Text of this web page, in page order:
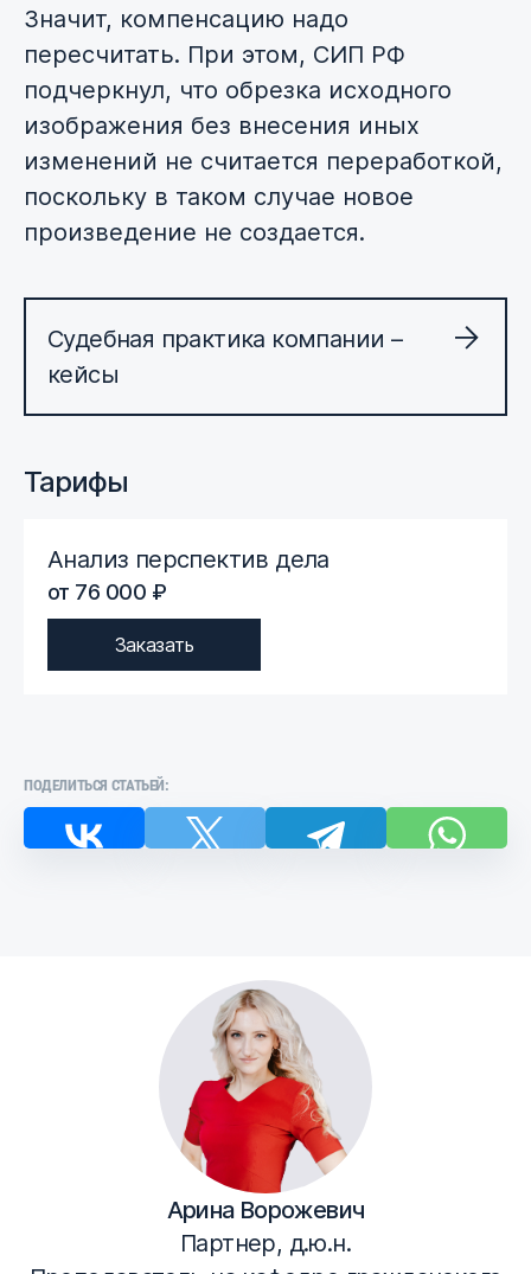
Значит, компенсацию надо
пересчитать. При этом, СИП РФ
подчеркнул, что обрезка исходного
изображения без внесения иных
изменений не считается переработкой,
поскольку в таком случае новое
произведение не создается.
Судебная практика компании –
кейсы
Тарифы
Анализ перспектив дела
от 76 000 ₽
Заказать
ПОДЕЛИТЬСЯ СТАТЬЕЙ:
Арина Ворожевич
Партнер, д.ю.н.